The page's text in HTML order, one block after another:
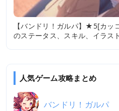
【バンドリ！ガルパ】★5[カッ
のステータス、スキル、イラス
人気ゲーム攻略まとめ
バンドリ！ガルパ